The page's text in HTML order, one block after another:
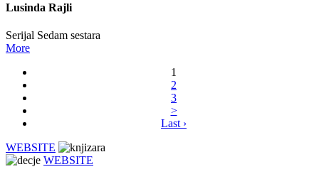
Lusinda Rajli
Serijal Sedam sestara
More
1
2
3
>
Last ›
WEBSITE
WEBSITE